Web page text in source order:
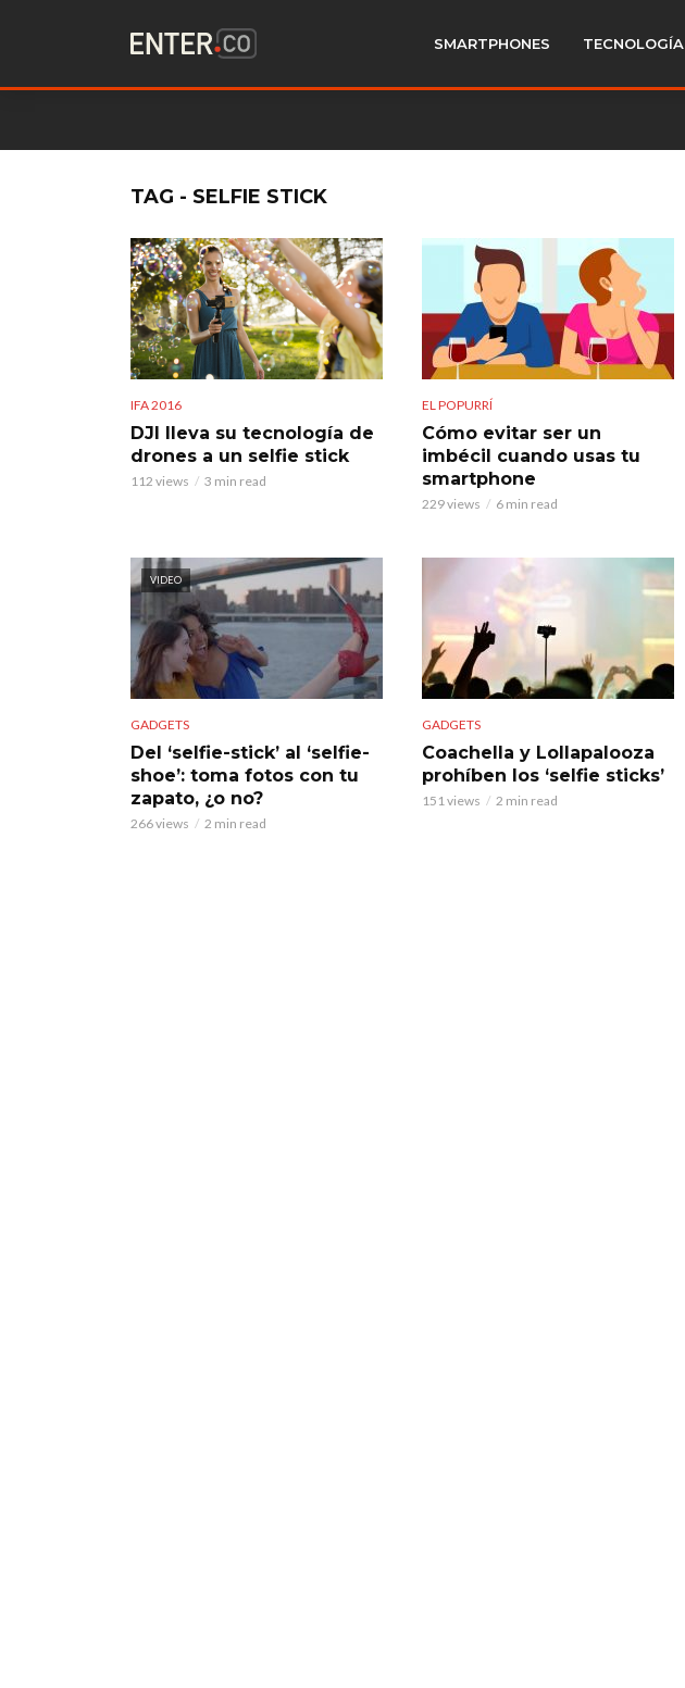
SMARTPHONES TECNOLOGÍA
TAG - SELFIE STICK
IFA 2016
DJI lleva su tecnología de
drones a un selfie stick
112 views 3 min read
EL POPURRÍ
Cómo evitar ser un
imbécil cuando usas tu
smartphone
229 views 6 min read
VIDEO
GADGETS
Del ‘selfie-stick’ al ‘selfie-
shoe’: toma fotos con tu
zapato, ¿o no?
266 views 2 min read
GADGETS
Coachella y Lollapalooza
prohíben los ‘selfie sticks’
151 views 2 min read